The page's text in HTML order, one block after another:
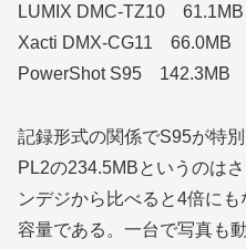
LUMIX DMC-TZ10 61.1MB
Xacti DMX-CG11 66.0MB
PowerShot S95 142.3MB
記録形式の関係でS95が特
PL2の234.5MBというのは
ンデジから比べると4倍に
容量である。一台で写真も